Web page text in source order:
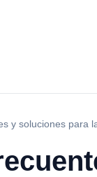
y soluciones para